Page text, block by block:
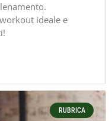
ideale e
RUBRICA